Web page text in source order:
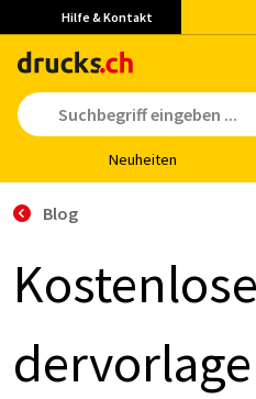
Hilfe & Kontakt
Neu­hei­ten
Blog